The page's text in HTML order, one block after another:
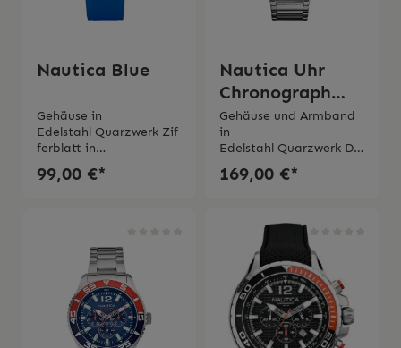
Nautica Blue
Gehäuse in
Edelstahl Quarzwerk Zif
ferblatt in
blau Durchmesser
Gehäuse 44mmBlaues
99,00 €*
Nautica Uhr
Chronograph
A16656G
Gehäuse und Armband
in
Edelstahl Quarzwerk Du
rchmesser Gehäuse 45
mmZifferblatt in
TachimeterDatumsanze
ige Wasserdichtigkeit
10 Bar 2 Jahr Garantie
169,00 €*